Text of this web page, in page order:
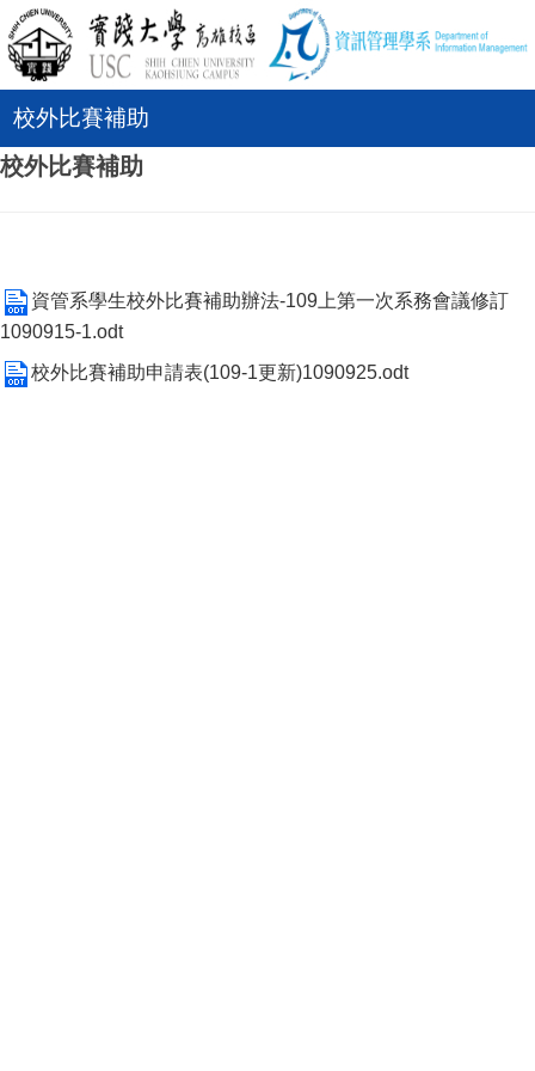
校外比賽補助
校外比賽補助
資管系學生校外比賽補助辦法-109上第一次系務會議修訂
1090915-1.odt
校外比賽補助申請表(109-1更新)1090925.odt